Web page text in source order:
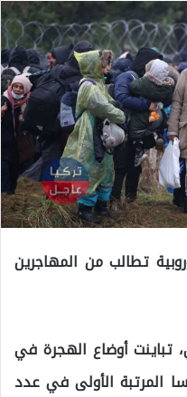
تطالب من المهاجرين
تباينت أوضاع الهجرة في
المرتبة الأولى في عدد